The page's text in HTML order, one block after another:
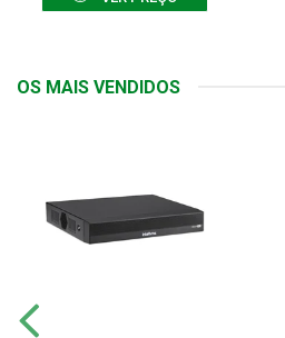
OS MAIS VENDIDOS